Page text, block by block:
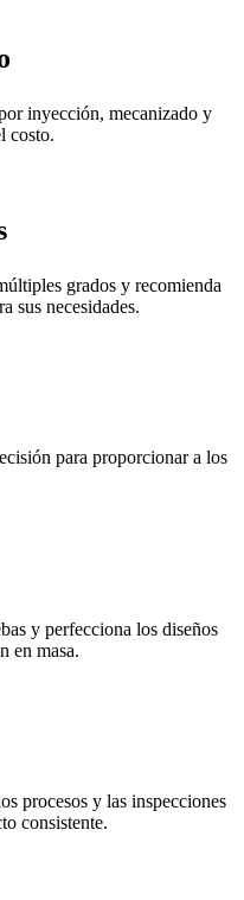
inyección, mecanizado y
costo.
grados y recomienda
sus necesidades.
para proporcionar a los
y perfecciona los diseños
en masa.
procesos y las inspecciones
consistente.